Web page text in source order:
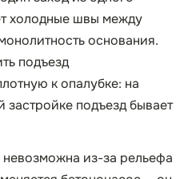
холодные швы между
основания.
подъезд
к опалубке: на
застройке подъезд бывает
невозможна из-за рельефа